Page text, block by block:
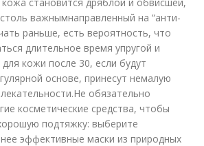
важнымнаправленный на “анти-
раньше, есть вероятность, что
длительное время упругой и
кожи после 30, если будут
основе, принесут немалую
обязательно
косметические средства, чтобы
подтяжку: выберите
эффективные маски из природных